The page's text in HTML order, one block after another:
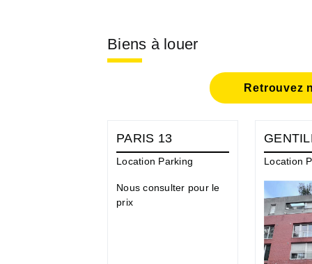
Biens à louer
Retrouvez
PARIS 13
Location Parking
Nous consulter pour le
prix
Location